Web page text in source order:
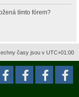
tímto fórem?
časy jsou v UTC+01:00